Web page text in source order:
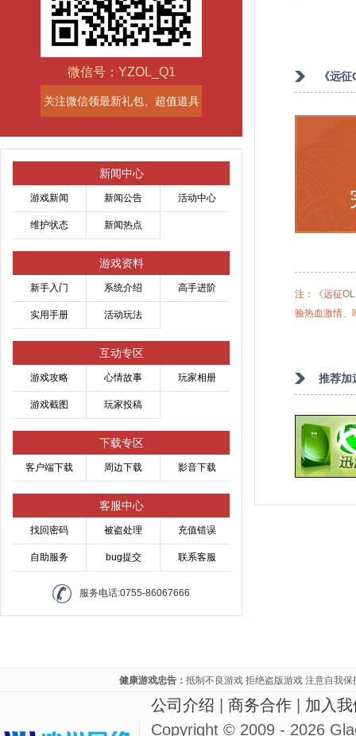
微信号：YZOL_Q1
关注微信领最新礼包、超值道具
新闻中心
游戏新闻 新闻公告 活动中心
维护状态 新闻热点
游戏资料
新手入门 系统介绍 高手进阶
实用手册 活动玩法
互动专区
游戏攻略 心情故事 玩家相册
游戏截图 玩家投稿
下载专区
客户端下载 周边下载 影音下载
客服中心
找回密码 被盗处理 充值错误
自助服务 bug提交 联系客服
服务电话:0755-86067666
《远
注：
《远征
验热血激情、
推荐加
健康游戏忠告： 抵制不良游戏 拒绝盗版游戏 注意自我
公司介绍 商务合作
加入
Copyright © 2009 - 2026